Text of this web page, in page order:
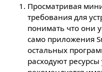
Просматривая
требования для
понимать что они
само приложения
остальных
расходуют ресурсы